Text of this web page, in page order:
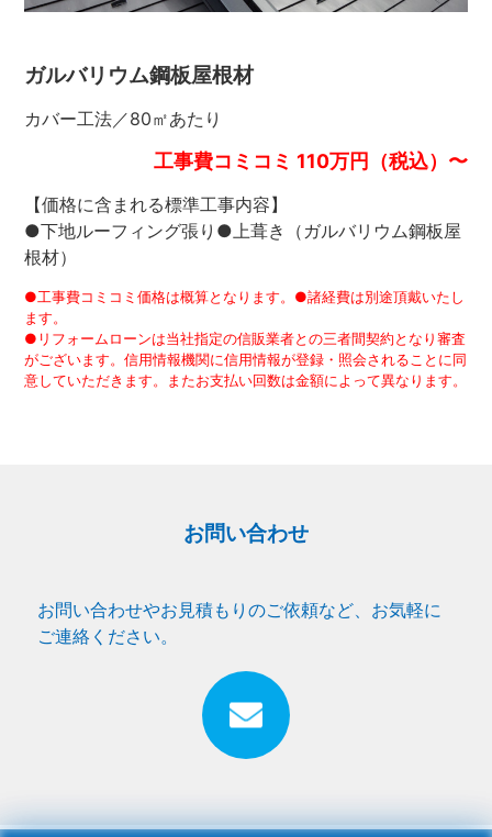
ガルバリウム鋼板屋根材
カバー工法／80㎡あたり
工事費コミコミ 110万円（税込）〜
【価格に含まれる標準工事内容】
●下地ルーフィング張り●上葺き（ガルバリウム鋼板屋
根材）
●工事費コミコミ価格は概算となります。●諸経費は別途頂戴いたし
ます。
●リフォームローンは当社指定の信販業者との三者間契約となり審査
がございます。信用情報機関に信用情報が登録・照会されることに同
意していただきます。またお支払い回数は金額によって異なります。
お問い合わせ
お問い合わせやお見積もりのご依頼など、お気軽に
ご連絡ください。